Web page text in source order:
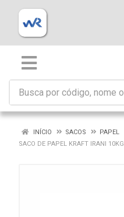
INÍCIO SACOS
PAPEL
SACO DE PAPEL KRAFT IRANI 10KG